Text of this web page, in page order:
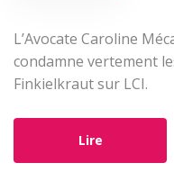
L’Avocate Caroline
condamne vertement
Finkielkraut sur LCI.
Lire